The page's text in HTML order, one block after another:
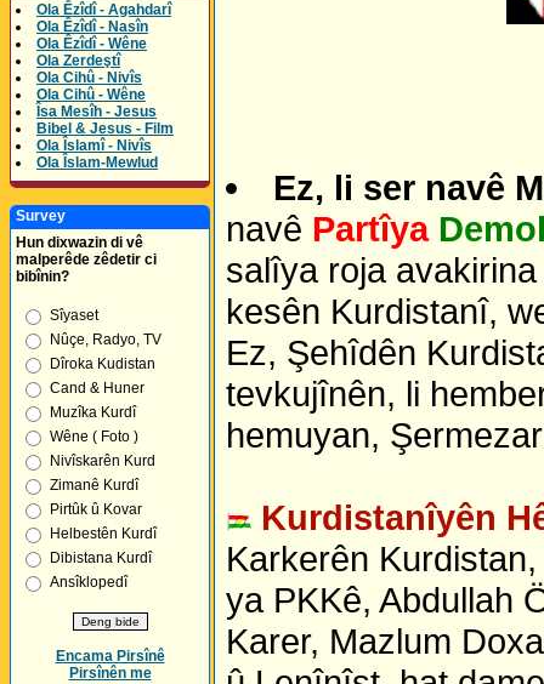
Ola Êzîdî - Agahdarî
Ola Êzîdî - Nasîn
Ola Êzîdî - Wêne
Ola Zerdeştî
Ola Cihû - Nivîs
Ola Cihû - Wêne
Îsa Mesîh - Jesus
Bibel & Jesus - Film
Ola Îslamî - Nivîs
Ola Îslam-Mewlud
Survey
Hun dixwazin di vê
malperêde zêdetir ci
bibînin?
Sîyaset
Nûçe, Radyo, TV
Dîroka Kudistan
Cand & Huner
Muzîka Kurdî
Wêne ( Foto )
Nivîskarên Kurd
Zimanê Kurdî
Pirtûk û Kovar
Helbestên Kurdî
Dibistana Kurdî
Ansîklopedî
Encama Pirsînê
Pirsînên me
Ez, li ser navê
navê Partîya
salîya roja
kesên Kurdistanî,
Ez, Şehîdên
tevkujînên, li
hemuyan,
Kurdistanîyên
Karkerên
ya PKKê, Abdullah
Karer, Mazlum